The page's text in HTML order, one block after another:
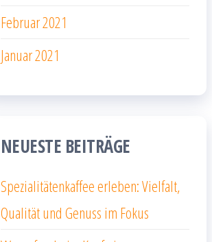
Februar 2021
Januar 2021
NEUESTE BEITRÄGE
Spezialitätenkaffee erleben: Vielfalt,
Qualität und Genuss im Fokus